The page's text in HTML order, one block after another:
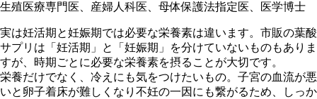
生殖医療専門医、産婦人科医、母体保護法指定医、医学博士
実は妊活期と妊娠期では必要な栄養素は違います。市販の葉酸
サプリは「妊活期」と「妊娠期」を分けていないものもありま
すが、時期ごとに必要な栄養素を摂ることが大切です。
栄養だけでなく、冷えにも気をつけたいもの。子宮の血流が悪
いと卵子着床が難しくなり不妊の一因にも繋がるため、しっか